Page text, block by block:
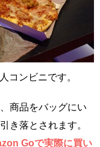
コンビニです。
商品をバッグにい
き落とされます。
Goで実際に買い